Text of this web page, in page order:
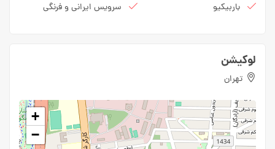
باربیکیو
سرویس ایرانی و فرنگی
لوکیشن
تهران
+
−